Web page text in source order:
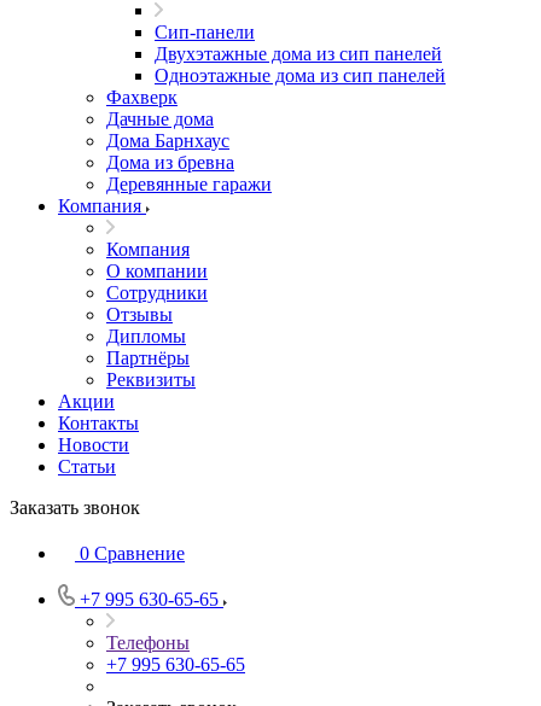
Сип-панели
Двухэтажные дома из сип панелей
Одноэтажные дома из сип панелей
Фахверк
Дачные дома
Дома Барнхаус
Дома из бревна
Деревянные гаражи
Компания
Компания
О компании
Сотрудники
Отзывы
Дипломы
Партнёры
Реквизиты
Акции
Контакты
Новости
Статьи
Заказать звонок
0 Сравнение
+7 995 630-65-65
Телефоны
+7 995 630-65-65